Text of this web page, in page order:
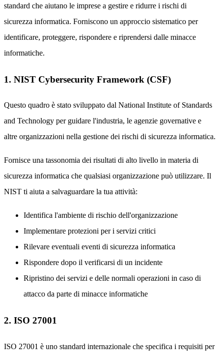
standard che aiutano le imprese a gestire e ridurre i rischi di
sicurezza informatica. Forniscono un approccio sistematico per
identificare, proteggere, rispondere e riprendersi dalle minacce
informatiche.
1. NIST Cybersecurity Framework (CSF)
Questo quadro è stato sviluppato dal National Institute of Standards
and Technology per guidare l'industria, le agenzie governative e
altre organizzazioni nella gestione dei rischi di sicurezza informatica.
Fornisce una tassonomia dei risultati di alto livello in materia di
sicurezza informatica che qualsiasi organizzazione può utilizzare. Il
NIST ti aiuta a salvaguardare la tua attività:
Identifica l'ambiente di rischio dell'organizzazione
Implementare protezioni per i servizi critici
Rilevare eventuali eventi di sicurezza informatica
Rispondere dopo il verificarsi di un incidente
Ripristino dei servizi e delle normali operazioni in caso di
attacco da parte di minacce informatiche
2. ISO 27001
ISO 27001 è uno standard internazionale che specifica i requisiti per